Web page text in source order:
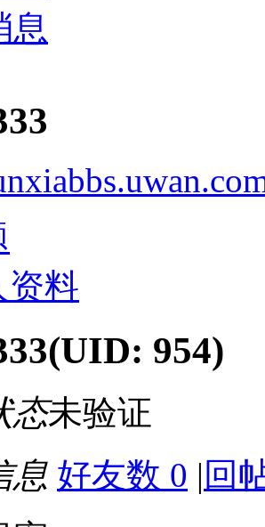
息
资料
(UID: 954)
态未验证
息 好友数 0 | 回